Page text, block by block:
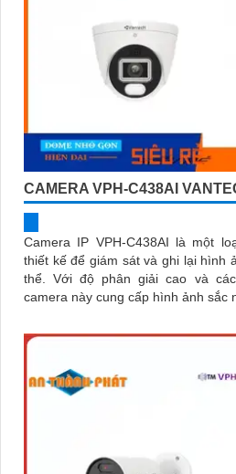
CAMERA VPH-C438AI
Camera IP VPH-C438AI là một
thiết kế để giám sát và ghi lại hình
thể. Với độ phân giải cao và các tính năng thông minh,
camera này cung cấp hình ảnh sắc